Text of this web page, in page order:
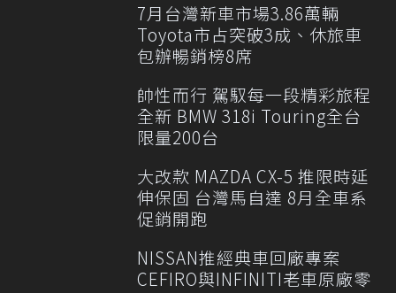
7月台灣新車市場3.86萬輛
Toyota市占突破3成、休旅車
包辦暢銷榜8席
帥性而行 駕馭每一段精彩旅程
全新 BMW 318i Touring全台
限量200台
大改款 MAZDA CX-5 推限時延
伸保固 台灣馬自達 8月全車系
促銷開跑
NISSAN推經典車回廠專案
CEFIRO與INFINITI老車原廠零